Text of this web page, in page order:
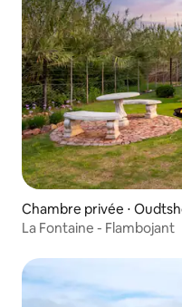
Chambre privée ⋅
La Fontaine - Flambojant